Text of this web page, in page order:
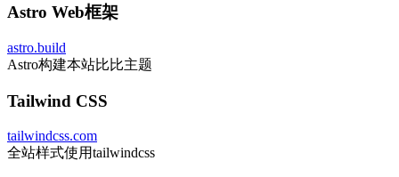
Astro Web框架
astro.build
Astro构建本站比比主题
Tailwind CSS
tailwindcss.com
全站样式使用tailwindcss